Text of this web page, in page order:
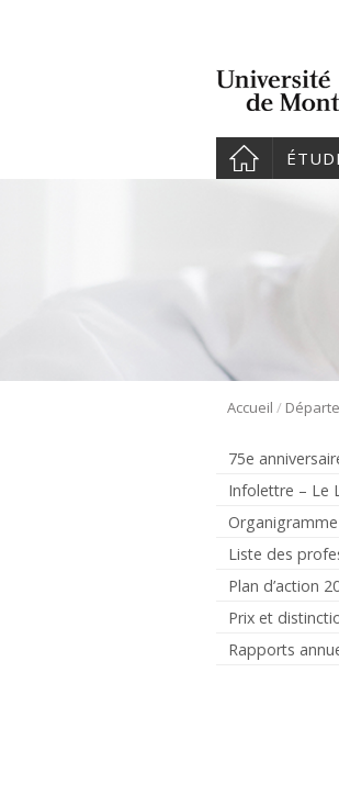
Accueil /
75e
Infolettre – Le
Organigramme
Liste des
Plan d’action
Prix et
Rapports